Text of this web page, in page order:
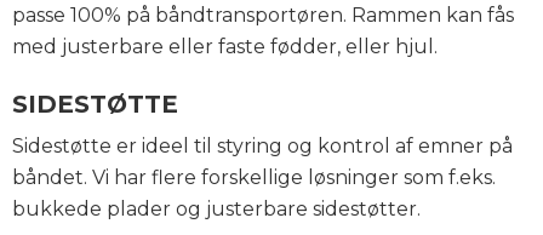
passe 100% på båndtransportøren. Rammen kan fås
med justerbare eller faste fødder, eller hjul.
SIDESTØTTE
Sidestøtte er ideel til styring og kontrol af emner på
båndet. Vi har flere forskellige løsninger som f.eks.
bukkede plader og justerbare sidestøtter.